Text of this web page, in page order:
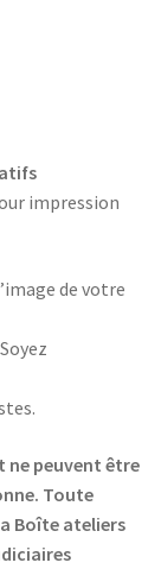
impression
de votre
ne peuvent être
Toute
Boîte ateliers